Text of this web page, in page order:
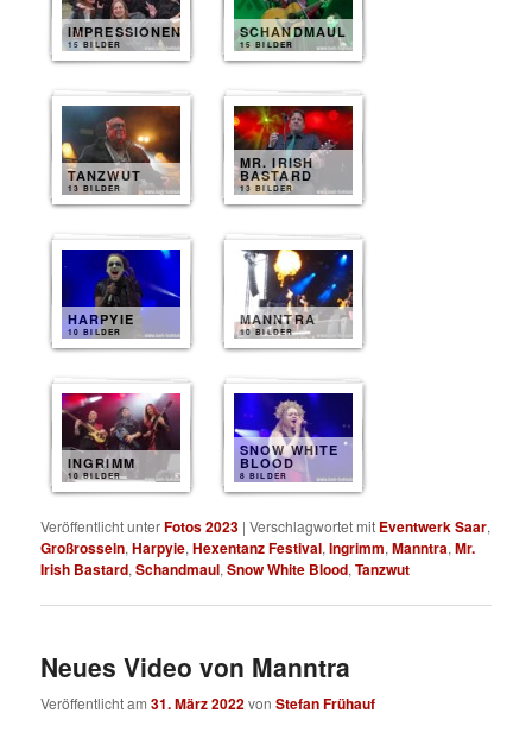
IMPRESSIONEN
15 BILDER
SCHANDMAUL
15 BILDER
TANZWUT
13 BILDER
MR. IRISH
BASTARD
13 BILDER
HARPYIE
10 BILDER
MANNTRA
10 BILDER
INGRIMM
10 BILDER
SNOW WHITE
BLOOD
8 BILDER
Veröffentlicht unterFotos 2023 |Verschlagwortet mit Eventwerk Saar,
Großrosseln,Harpyie,Hexentanz Festival,Ingrimm,Manntra,Mr.
Irish Bastard,Schandmaul,Snow White Blood,Tanzwut
Neues Video von Manntra
Veröffentlicht am31. März 2022vonStefan Frühauf